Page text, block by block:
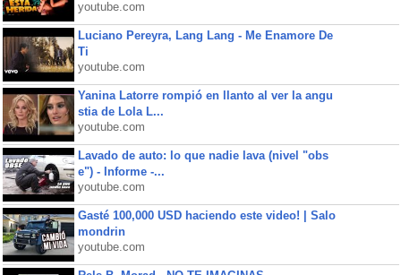
youtube.com
Luciano Pereyra, Lang Lang - Me Enamore De
Ti
youtube.com
Yanina Latorre rompió en llanto al ver la angu
stia de Lola L...
youtube.com
Lavado de auto: lo que nadie lava (nivel "obs
e") - Informe -...
youtube.com
Gasté 100,000 USD haciendo este video! | Salo
mondrin
youtube.com